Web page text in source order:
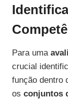
Para uma
crucial
função dentro
os conjuntos